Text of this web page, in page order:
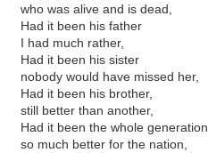
who was alive and is dead,
Had it been his father
I had much rather,
Had it been his sister
nobody would have missed her,
Had it been his brother,
still better than another,
Had it been the whole generation,
so much better for the nation,